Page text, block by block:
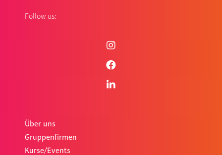
Über uns
Gruppenfirmen
Kurse/Events
Follow us: